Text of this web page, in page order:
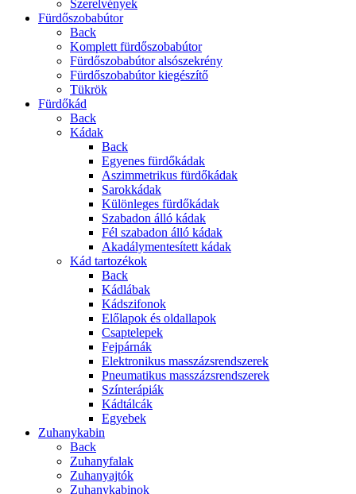
Szerelvények
Fürdőszobabútor
Back
Komplett fürdőszobabútor
Fürdőszobabútor alsószekrény
Fürdőszobabútor kiegészítő
Tükrök
Fürdőkád
Back
Kádak
Back
Egyenes fürdőkádak
Aszimmetrikus fürdőkádak
Sarokkádak
Különleges fürdőkádak
Szabadon álló kádak
Fél szabadon álló kádak
Akadálymentesített kádak
Kád tartozékok
Back
Kádlábak
Kádszifonok
Előlapok és oldallapok
Csaptelepek
Fejpárnák
Elektronikus masszázsrendszerek
Pneumatikus masszázsrendszerek
Színterápiák
Kádtálcák
Egyebek
Zuhanykabin
Back
Zuhanyfalak
Zuhanyajtók
Zuhanykabinok